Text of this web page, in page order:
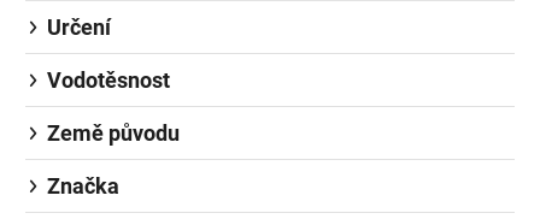
Určení
Vodotěsnost
Země původu
Značka